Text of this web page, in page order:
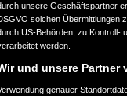
unsere Geschäftspartner
solchen Übermittlungen
US-Behörden, zu Kontroll-
werden.
und unsere Partner
genauer